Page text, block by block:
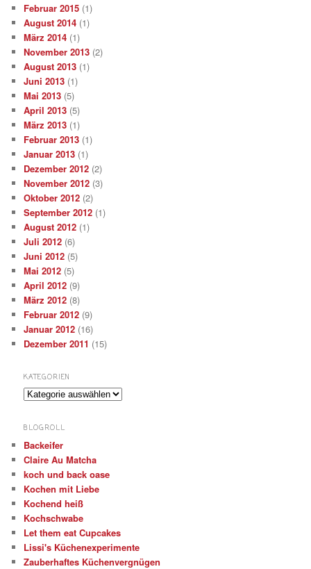
Februar 2015 (1)
August 2014 (1)
März 2014 (1)
November 2013 (2)
August 2013 (1)
Juni 2013 (1)
Mai 2013 (5)
April 2013 (5)
März 2013 (1)
Februar 2013 (1)
Januar 2013 (1)
Dezember 2012 (2)
November 2012 (3)
Oktober 2012 (2)
September 2012 (1)
August 2012 (1)
Juli 2012 (6)
Juni 2012 (5)
Mai 2012 (5)
April 2012 (9)
März 2012 (8)
Februar 2012 (9)
Januar 2012 (16)
Dezember 2011 (15)
KATEGORIEN
K
e
g
o
r
i
e
n
BLOGROLL
Backeifer
Claire Au Matcha
koch und back oase
Kochen mit Liebe
Kochend heiß
Kochschwabe
Let them eat Cupcakes
Lissi's Küchenexperimente
Zauberhaftes Küchenvergnügen